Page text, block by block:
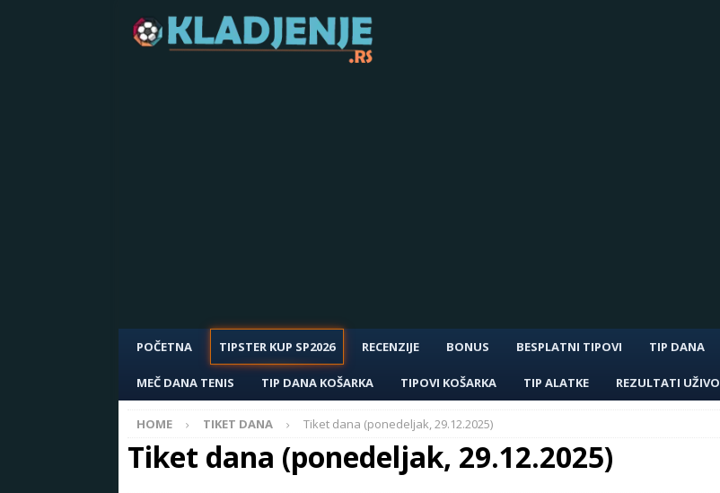
POČETNA TIPSTER KUP SP2026 RECENZIJE BONUS BESPLATNI TIPOVI TIP DANA
MEČ DANA TENIS TIP DANA KOŠARKA TIPOVI KOŠARKA TIP ALATKE REZULTATI UŽIVO
HOME TIKET DANA Tiket dana (ponedeljak, 29.12.2025)
Tiket dana (ponedeljak, 29.12.2025)